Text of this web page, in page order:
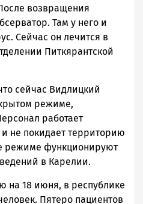
возвращения
Там у него и
Сейчас он лечится в
Питкярантской
сейчас Видлицкий
режиме,
работает
не покидает территорию
режиме функционируют
в Карелии.
на 18 июня, в республике
Пятеро пациентов